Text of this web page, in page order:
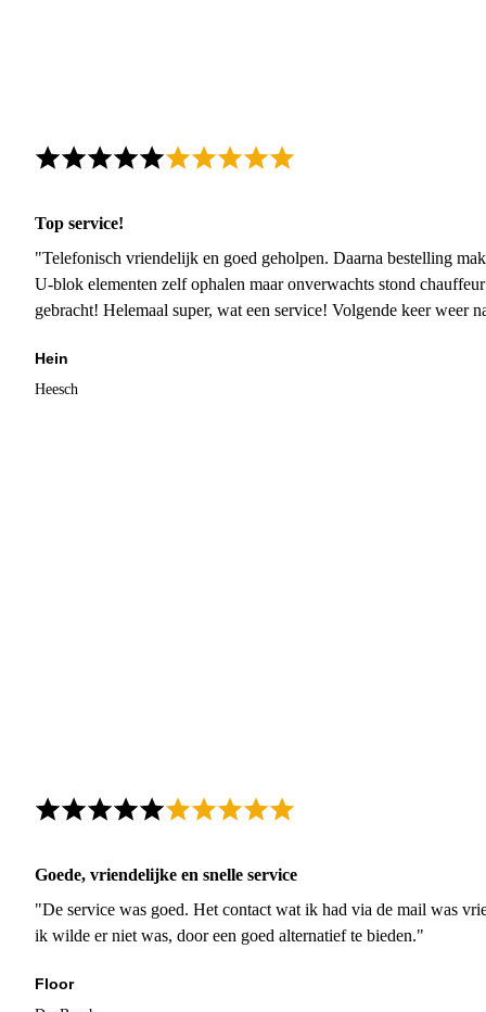
Top service!
"Telefonisch vriendelijk en goed geholpen. Daarna bestelling
U-blok elementen zelf ophalen maar onverwachts stond
gebracht! Helemaal super, wat een service! Volgende keer weer
Hein
Heesch
Goede, vriendelijke en snelle service
"De service was goed. Het contact wat ik had via de mail was
ik wilde er niet was, door een goed alternatief te bieden."
Floor